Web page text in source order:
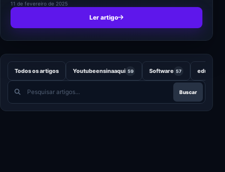
11 de fevereiro de 2025
Ler artigo
Todos os artigos Youtubeensinaaqui 59 Software 57 educação
Buscar